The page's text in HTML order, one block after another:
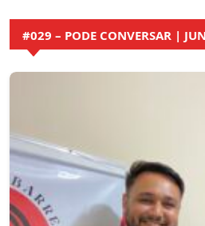
#029 – PODE CONVERSAR |